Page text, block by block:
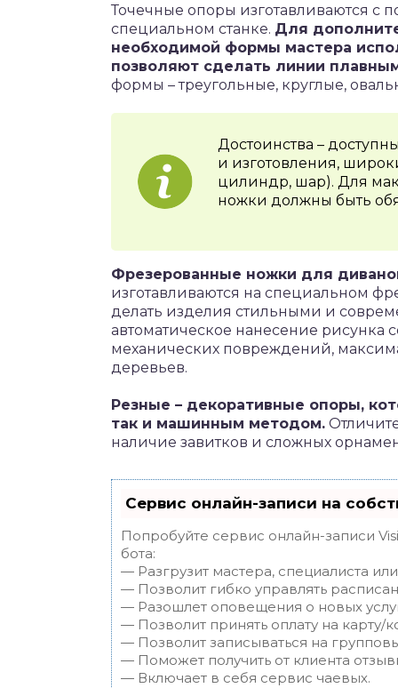
Точечные опоры изготавливаются с
специальном станке. Для
необходимой формы мастера
позволяют сделать линии
формы – треугольные, круглые,
Достоинства –
и изготовления,
цилиндр, шар). Для
ножки должны быть
Фрезерованные ножки для
изготавливаются на специальном
делать изделия стильными и
автоматическое нанесение рисунка
механических повреждений,
деревьев.
Резные – декоративные опоры,
так и машинным методом.
наличие завитков и сложных
Сервис онлайн-записи на
Попробуйте сервис онлайн-записи
бота:
— Разгрузит мастера, специалиста
— Позволит гибко управлять
— Разошлет оповещения о новых
— Позволит принять оплату на карту/
— Позволит записываться на
— Поможет получить от клиента
— Включает в себя сервис чаевых.